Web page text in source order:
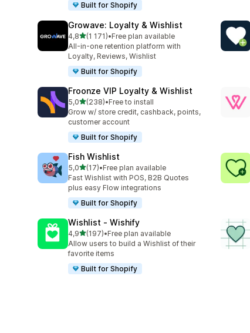
Built for Shopify
Growave: Loyalty & Wishlist
4,8z 5 hvězd
(1 171)
Celkový počet recenzí: 1171
•Free plan available
All-in-one retention platform with
Loyalty, Reviews, Wishlist
Built for Shopify
Froonze VIP Loyalty & Wishlist
5,0z 5 hvězd
(238)
Celkový počet recenzí: 238
•Free to install
Grow w/ store credit, cashback, points,
customer account
Built for Shopify
Fish Wishlist
5,0z 5 hvězd
(17)
Celkový počet recenzí: 17
•Free plan available
Fast Wishlist with POS, B2B Quotes
plus easy Flow integrations
Built for Shopify
Wishlist ‑ Wishify
4,9z 5 hvězd
(197)
Celkový počet recenzí: 197
•Free plan available
Allow users to build a Wishlist of their
favorite items
Built for Shopify